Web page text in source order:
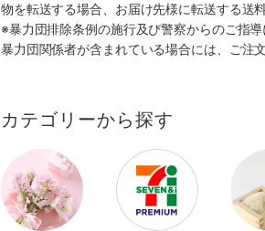
物を転送する場合、お届け先様に転送する送
※暴力団排除条例の施行及び警察からのご指
暴力団関係者が含まれている場合には、ご注
カテゴリーから探す